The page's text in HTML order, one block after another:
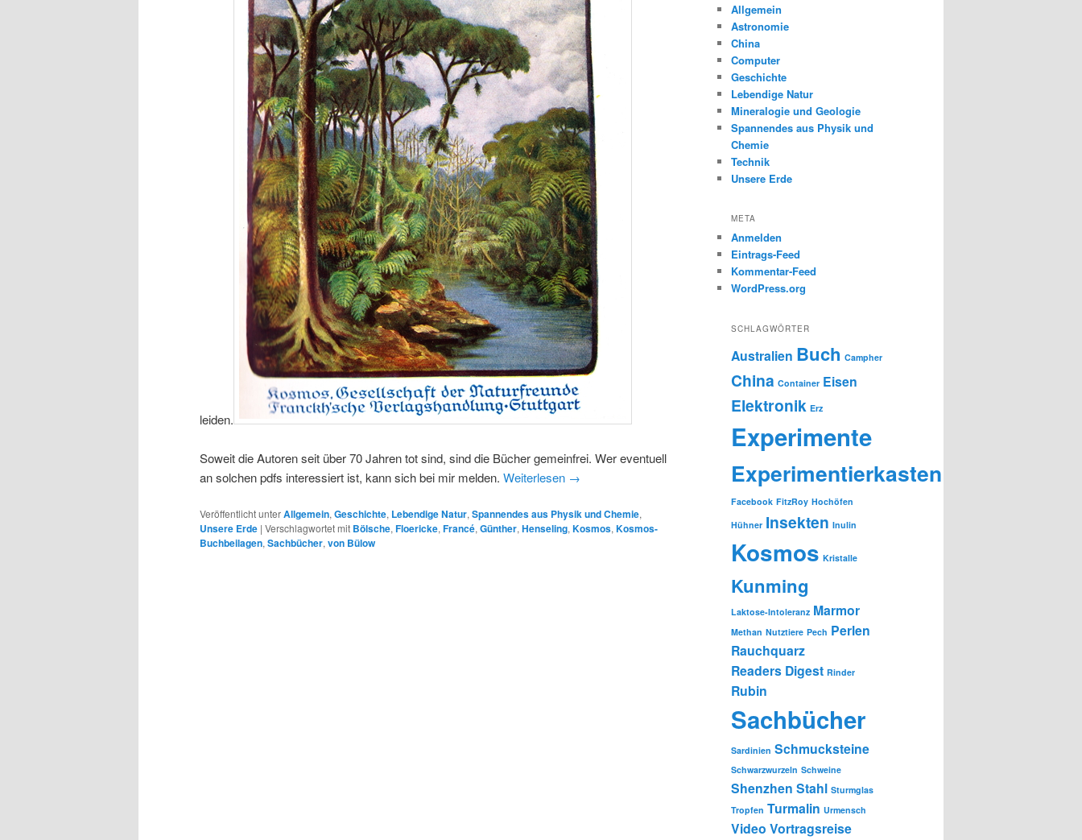
leiden.
Soweit die Autoren seit über 70 Jahren tot sind, sind die Bücher gemeinfrei. Wer eventuell
an solchen pdfs interessiert ist, kann sich bei mir melden. Weiterlesen →
Veröffentlicht unterAllgemein, Geschichte, Lebendige Natur, Spannendes aus Physik und Chemie,
Unsere Erde | Verschlagwortet mit Bölsche, Floericke, Francé, Günther, Henseling, Kosmos, Kosmos-
Buchbeilagen, Sachbücher, von Bülow
Allgemein
Astronomie
China
Computer
Geschichte
Lebendige Natur
Mineralogie und Geologie
Spannendes aus Physik und
Chemie
Technik
Unsere Erde
META
Anmelden
Eintrags-Feed
Kommentar-Feed
WordPress.org
SCHLAGWÖRTER
Australien Buch Campher
China Container Eisen
Elektronik Erz
Experimente
Experimentierkasten
Facebook FitzRoy Hochöfen
Hühner Insekten Inulin
Kosmos Kristalle
Kunming
Laktose-Intoleranz Marmor
Methan Nutztiere Pech Perlen
Rauchquarz
Readers Digest Rinder
Rubin
Sachbücher
Sardinien Schmucksteine
Schwarzwurzeln Schweine
Shenzhen Stahl Sturmglas
Tropfen Turmalin Urmensch
Video Vortragsreise